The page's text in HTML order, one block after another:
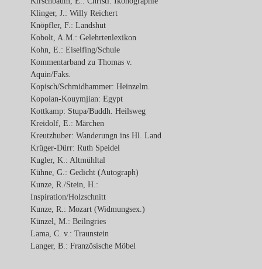
Klinger, J.: Willy Reichert
Knöpfler, F.: Landshut
Kobolt, A.M.: Gelehrtenlexikon
Kohn, E.: Eiselfing/Schule
Kommentarband zu Thomas v.
Aquin/Faks.
Kopisch/Schmidhammer: Heinzelm.
Kopoian-Kouymjian: Egypt
Kottkamp: Stupa/Buddh. Heilsweg
Kreidolf, E.: Märchen
Kreutzhuber: Wanderungn ins Hl. Land
Krüger-Dürr: Ruth Speidel
Kugler, K.: Altmühltal
Kühne, G.: Gedicht (Autograph)
Kunze, R./Stein, H.:
Inspiration/Holzschnitt
Kunze, R.: Mozart (Widmungsex.)
Künzel, M.: Beilngries
Lama, C. v.: Traunstein
Langer, B.: Französische Möbel